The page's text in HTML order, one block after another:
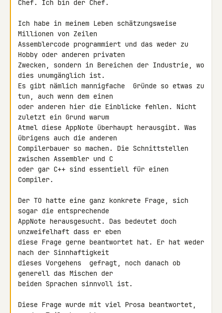
Chef. Ich bin der Chef.
Ich habe in meinem Leben schätzungsweise
Millionen von Zeilen
Assemblercode programmiert und das weder zu
Hobby oder anderen privaten
Zwecken, sondern in Bereichen der Industrie, wo
dies unumgänglich ist.
Es gibt nämlich mannigfache  Gründe so etwas zu
tun, auch wenn dem einen
oder anderen hier die Einblicke fehlen. Nicht
zuletzt ein Grund warum
Atmel diese AppNote überhaupt herausgibt. Was
übrigens auch die anderen
Compilerbauer so machen. Die Schnittstellen
zwischen Assembler und C
oder gar C++ sind essentiell für einen
Compiler.
Der TO hatte eine ganz konkrete Frage, sich
sogar die entsprechende
AppNote herausgesucht. Das bedeutet doch
unzweifelhaft dass er eben
diese Frage gerne beantwortet hat. Er hat weder
nach der Sinnhaftigkeit
dieses Vorgehens  gefragt, noch danach ob
generell das Mischen der
beiden Sprachen sinnvoll ist.
Diese Frage wurde mit viel Prosa beantwortet,